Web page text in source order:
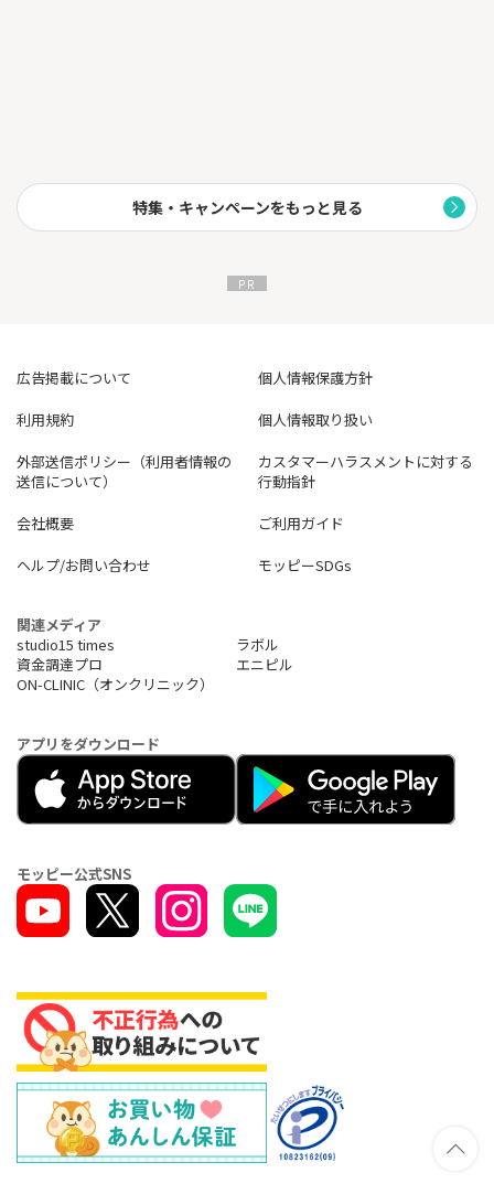
FXブロードネットにしかできない充実の取引環境を提供していま
す。
※取引の仕組やリスクについて十分ご理解の上、お取引下さい。
特集・キャンペーンをもっと見る
広告掲載について
個人情報保護方針
利用規約
個人情報取り扱い
外部送信ポリシー（利用者情報の
送信について）
カスタマーハラスメントに対する
行動指針
会社概要
ご利用ガイド
ヘルプ/お問い合わせ
モッピーSDGs
関連メディア
studio15 times
ラボル
資金調達プロ
エニピル
ON-CLINIC（オンクリニック）
アプリをダウンロード
モッピー公式SNS